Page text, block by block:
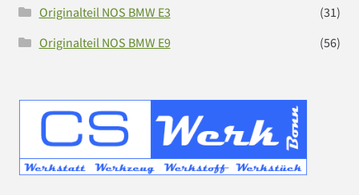
Originalteil NOS BMW E3
(31)
Originalteil NOS BMW E9
(56)